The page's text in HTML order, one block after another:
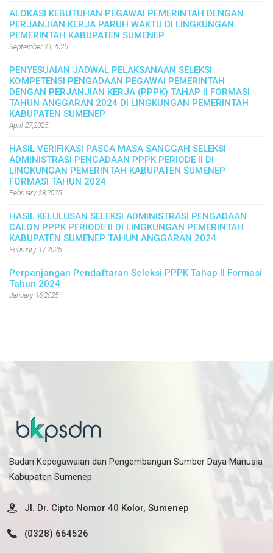
ALOKASI KEBUTUHAN PEGAWAI PEMERINTAH DENGAN
PERJANJIAN KERJA PARUH WAKTU DI LINGKUNGAN
PEMERINTAH KABUPATEN SUMENEP
September 11,2025
PENYESUAIAN JADWAL PELAKSANAAN SELEKSI
KOMPETENSI PENGADAAN PEGAWAI PEMERINTAH
DENGAN PERJANJIAN KERJA (PPPK) TAHAP II FORMASI
TAHUN ANGGARAN 2024 DI LINGKUNGAN PEMERINTAH
KABUPATEN SUMENEP
April 27,2025
HASIL VERIFIKASI PASCA MASA SANGGAH SELEKSI
ADMINISTRASI PENGADAAN PPPK PERIODE II DI
LINGKUNGAN PEMERINTAH KABUPATEN SUMENEP
FORMASI TAHUN 2024
February 28,2025
HASIL KELULUSAN SELEKSI ADMINISTRASI PENGADAAN
CALON PPPK PERIODE II DI LINGKUNGAN PEMERINTAH
KABUPATEN SUMENEP TAHUN ANGGARAN 2024
February 17,2025
Perpanjangan Pendaftaran Seleksi PPPK Tahap II Formasi
Tahun 2024
January 16,2025
Badan Kepegawaian dan Pengembangan Sumber Daya Manusia
Kabupaten Sumenep
Jl. Dr. Cipto Nomor 40 Kolor, Sumenep
(0328) 664526